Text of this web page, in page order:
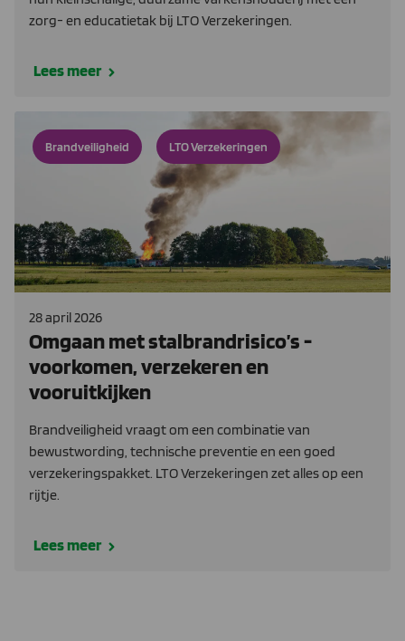
zorg- en educatietak bij LTO Verzekeringen.
Lees meer
Brandveiligheid LTO Verzekeringen
28 april 2026
Omgaan met stalbrandrisico’s -
voorkomen, verzekeren en
vooruitkijken
Brandveiligheid vraagt om een combinatie van
bewustwording, technische preventie en een goed
verzekeringspakket. LTO Verzekeringen zet alles op een
rijtje.
Lees meer